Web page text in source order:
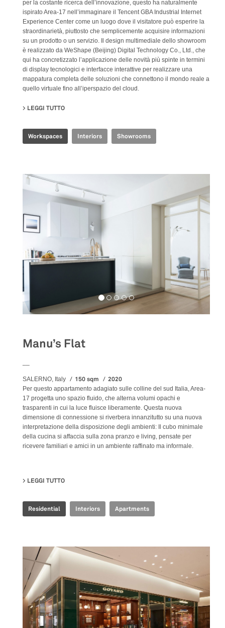
per la costante ricerca dell’innovazione, questo ha naturalmente
ispirato Area-17 nell’immaginare il Tencent GBA Industrial Internet
Experience Center come un luogo dove il visitatore può esperire la
straordinarietà, piuttosto che semplicemente acquisire informazioni
su un prodotto o un servizio. Il design multimediale dello showroom
è realizzato da WeShape (Beijing) Digital Technology Co., Ltd., che
qui ha concretizzato l’applicazione delle novità più spinte in termini
di display tecnologici e interfacce interattive per realizzare una
mappatura completa delle soluzioni che connettono il mondo reale a
quello virtuale fino all’iperspazio del cloud.
LEGGI TUTTO
Workspaces Interiors Showrooms
Manu’s Flat
SALERNO, Italy 150 sqm 2020
Per questo appartamento adagiato sulle colline del sud Italia, Area-
17 progetta uno spazio fluido, che alterna volumi opachi e
trasparenti in cui la luce fluisce liberamente. Questa nuova
dimensione di connessione si riverbera innanzitutto su una nuova
interpretazione della disposizione degli ambienti: Il cubo minimale
della cucina si affaccia sulla zona pranzo e living, pensate per
ricevere familiari e amici in un ambiente raffinato ma informale.
LEGGI TUTTO
Residential Interiors Apartments